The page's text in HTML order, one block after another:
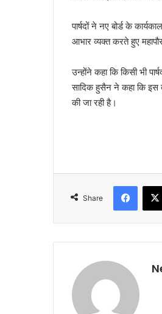
पार्षदों ने नए बोर्ड के
आभार व्यक्त करते हुए
उन्होंने कहा कि किसी भी
सादिक हुसैन ने कहा कि इस
की जा रही है।
Share